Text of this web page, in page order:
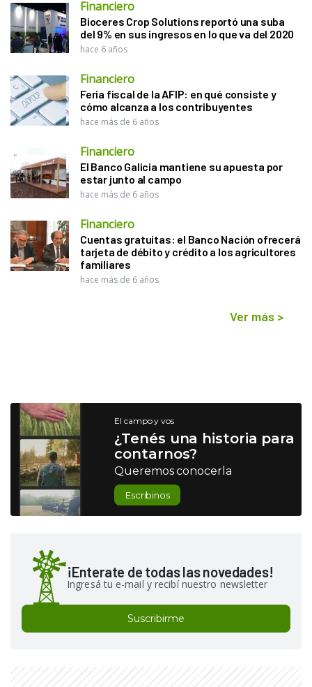
Financiero
Bioceres Crop Solutions reportó una suba
del 9% en sus ingresos en lo que va del 2020
hace 6 años
Financiero
Feria fiscal de la AFIP: en qué consiste y
cómo alcanza a los contribuyentes
hace más de 6 años
Financiero
El Banco Galicia mantiene su apuesta por
estar junto al campo
hace más de 6 años
Financiero
Cuentas gratuitas: el Banco Nación ofrecerá
tarjeta de débito y crédito a los agricultores
familiares
hace más de 6 años
Ver más >
El campo y vos
¿Tenés una historia para
contarnos?
Queremos conocerla
Escribinos
¡Enterate de todas las novedades!
Ingresá tu e-mail y recibí nuestro newsletter
Suscribirme